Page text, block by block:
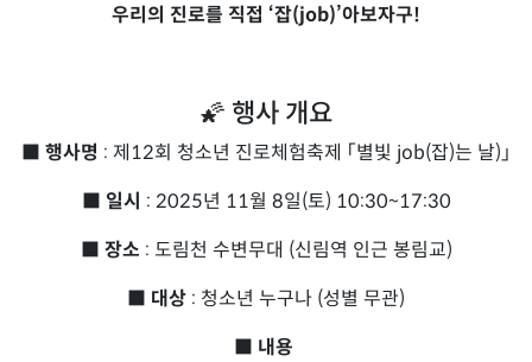
우리의 진로를 직접 ‘잡(job)’아보자구!
🌠 행사 개요
■ 행사명 : 제12회 청소년 진로체험축제 「별빛 job(잡)는 날)」
■ 일시 : 2025년 11월 8일(토) 10:30~17:30
■ 장소 : 도림천 수변무대 (신림역 인근 봉림교)
■ 대상 : 청소년 누구나 (성별 무관)
■ 내용